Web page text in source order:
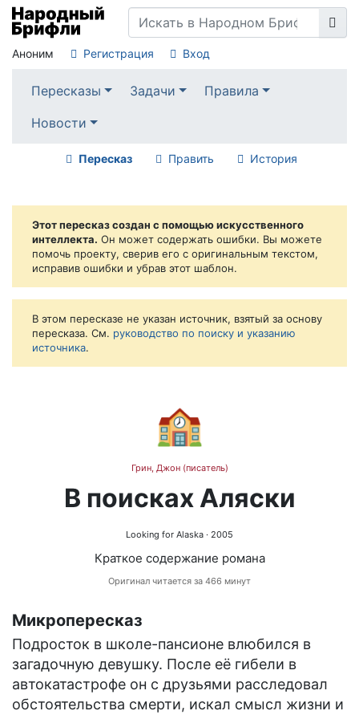
Аноним Регистрация Вход
Пересказы Задачи
Правила
Новости
Пересказ Править История
Этот пересказ создан с помощью искусственного
интеллекта. Он может содержать ошибки. Вы можете
помочь проекту, сверив его с оригинальным текстом,
исправив ошибки и убрав этот шаблон.
В этом пересказе не указан источник, взятый за основу
пересказа. См. руководство по поиску и указанию
источника.
🏫
Грин, Джон (писатель)
В поисках Аляски
Looking for Alaska · 2005
Краткое содержание романа
Оригинал читается за 466 минут
Микропересказ
Подросток в школе-пансионе влюбился в
загадочную девушку. После её гибели в
автокатастрофе он с друзьями расследовал
обстоятельства смерти, искал смысл жизни и